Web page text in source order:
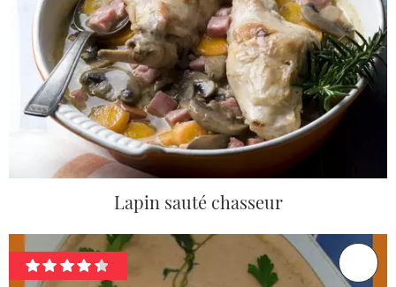
Lapin sauté chasseur